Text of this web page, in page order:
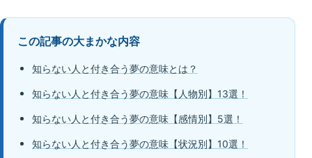
この記事の大まかな内容
知らない人と付き合う夢の意味とは？
知らない人と付き合う夢の意味【人物別】13選！
知らない人と付き合う夢の意味【感情別】5選！
知らない人と付き合う夢の意味【状況別】10選！